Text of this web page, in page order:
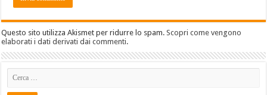
Questo sito utilizza Akismet per ridurre lo spam.Scopri come vengono
elaborati i dati derivati dai commenti.